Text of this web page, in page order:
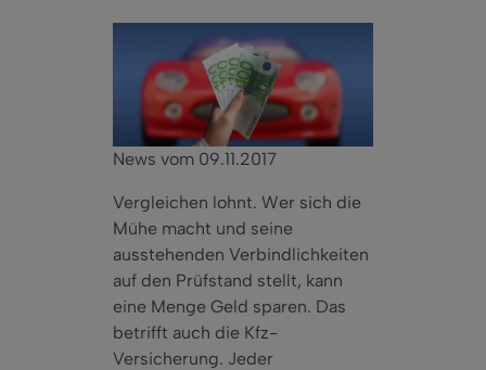
News vom 09.11.2017
Vergleichen lohnt. Wer sich die
Mühe macht und seine
ausstehenden Verbindlichkeiten
auf den Prüfstand stellt, kann
eine Menge Geld sparen. Das
betrifft auch die Kfz-
Versicherung. Jeder